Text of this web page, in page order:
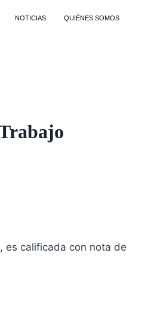
NOTICIAS QUIÉNES SOMOS
es calificada con nota de